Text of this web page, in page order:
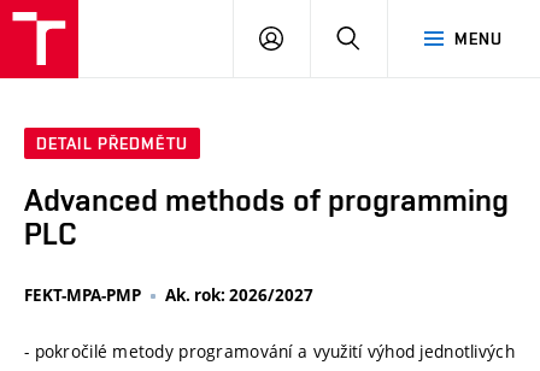
MENU
PŘIHLÁSIT
DETAIL PŘEDMĚTU
Advanced methods of programming
PLC
FEKT-MPA-PMP Ak. rok: 2026/2027
- pokročilé metody programování a využití výhod jednotlivých